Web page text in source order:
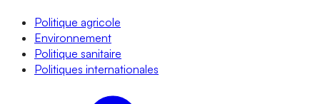
Politique agricole
Environnement
Politique sanitaire
Politiques internationales